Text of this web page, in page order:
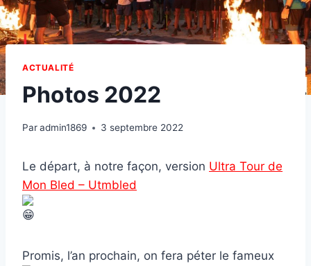
ACTUALITÉ
Photos 2022
Paradmin1869 3 septembre 2022
Le départ, à notre façon, version Ultra Tour de
Mon Bled – Utmbled
Promis, l’an prochain, on fera péter le fameux